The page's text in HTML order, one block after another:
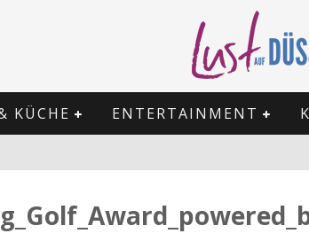
KÜCHE ENTERTAINMENT